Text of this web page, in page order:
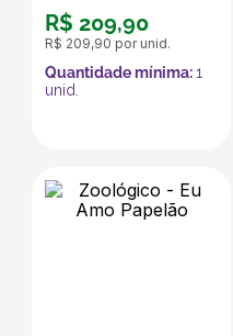
R$ 209,90
R$ 209,90 por unid.
Quantidade mínima:1
unid.